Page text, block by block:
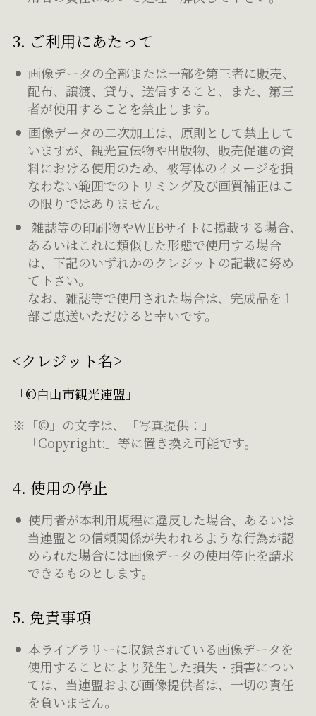
3. ご利用にあたって
画像データの全部または一部を第三者に販売、
配布、譲渡、貸与、送信すること、また、第三
者が使用することを禁止します。
画像データの二次加工は、原則として禁止して
いますが、観光宣伝物や出版物、販売促進の資
料における使用のため、被写体のイメージを損
なわない範囲でのトリミング及び画質補正はこ
の限りではありません。
雑誌等の印刷物やWEBサイトに掲載する場合、
あるいはこれに類似した形態で使用する場合
は、下記のいずれかのクレジットの記載に努め
て下さい。
なお、雑誌等で使用された場合は、完成品を１
部ご恵送いただけると幸いです。
<クレジット名>
「©白山市観光連盟」
※「©」の文字は、「写真提供：」
「Copyright:」等に置き換え可能です。
4. 使用の停止
使用者が本利用規程に違反した場合、あるいは
当連盟との信頼関係が失われるような行為が認
められた場合には画像データの使用停止を請求
できるものとします。
5. 免責事項
本ライブラリーに収録されている画像データを
使用することにより発生した損失・損害につい
ては、当連盟および画像提供者は、一切の責任
を負いません。